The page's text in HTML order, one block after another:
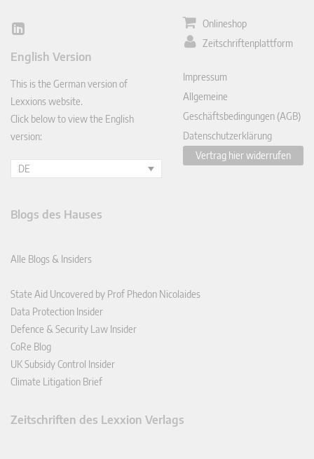
Lin
In
English Version
This is the German version of
Lexxions website.
Click below to view the English
version:
DE
Onlineshop
Zeitschriftenplattform
Impressum
Allgemeine
Geschäftsbedingungen (AGB)
Datenschutzerklärung
Vertrag hier widerrufen
Blogs des Hauses
Alle Blogs & Insiders
State Aid Uncovered by Prof Phedon Nicolaides
Data Protection Insider
Defence & Security Law Insider
CoRe Blog
UK Subsidy Control Insider
Climate Litigation Brief
Zeitschriften des Lexxion Verlags